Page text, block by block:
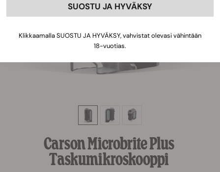
Carson Microbrite Plus
Taskumikroskooppi
SUOSTU JA HYVÄKSY
Klikkaamalla SUOSTU JA HYVÄKSY, vahvistat olevasi vähintään
18-vuotias.